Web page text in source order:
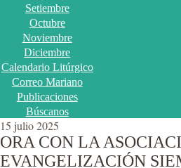
Setiembre
Octubre
Noviembre
Diciembre
Calendario Litúrgico
Correo Mariano
Publicaciones
Búscanos
15 julio 2025
ORA CON LA
EVANGELIZACIÓN